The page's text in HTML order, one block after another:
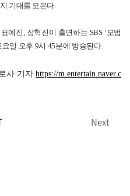
기대를 모은다.
예진, 장혁진이 출연하는 SBS ‘모범
일 오후 9시 45분에 방송된다.
사 기자 https://m.entertain.naver.c
Next